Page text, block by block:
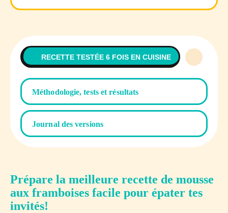
RECETTE TESTÉE 6 FOIS EN CUISINE
Méthodologie, tests et résultats
Journal des versions
Prépare la meilleure recette de mousse
aux framboises facile pour épater tes
invités!